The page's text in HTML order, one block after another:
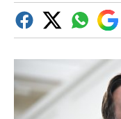
FacebookTwitter